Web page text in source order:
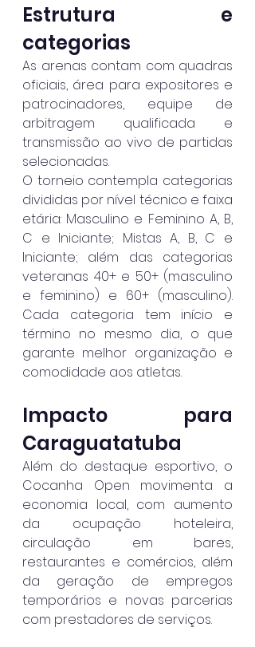
Estrutura e
categorias
As arenas contam com quadras
oficiais, área para expositores e
patrocinadores, equipe de
arbitragem qualificada e
transmissão ao vivo de partidas
selecionadas.
O torneio contempla categorias
divididas por nível técnico e faixa
etária: Masculino e Feminino A, B,
C e Iniciante; Mistas A, B, C e
Iniciante; além das categorias
veteranas 40+ e 50+ (masculino
e feminino) e 60+ (masculino).
Cada categoria tem início e
término no mesmo dia, o que
garante melhor organização e
comodidade aos atletas.
Impacto para
Caraguatatuba
Além do destaque esportivo, o
Cocanha Open movimenta a
economia local, com aumento
da ocupação hoteleira,
circulação em bares,
restaurantes e comércios, além
da geração de empregos
temporários e novas parcerias
com prestadores de serviços.